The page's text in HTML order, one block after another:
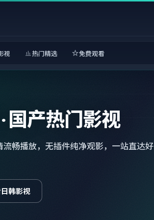
视 热门精选 免费观看
国产热门影视
畅播放，无插件纯净观影，一站直达好
韩影视